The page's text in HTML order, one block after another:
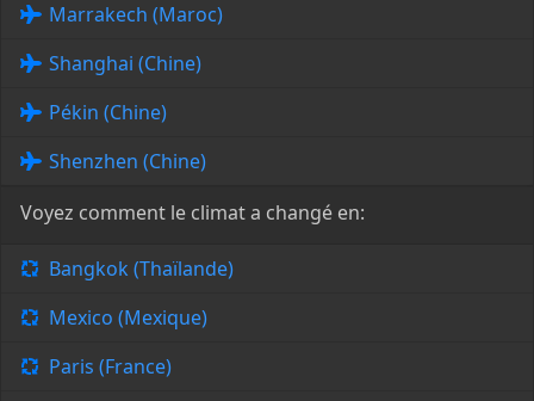
Marrakech (Maroc)
Shanghai (Chine)
Pékin (Chine)
Shenzhen (Chine)
Voyez comment le climat a changé en:
Bangkok (Thaïlande)
Mexico (Mexique)
Paris (France)